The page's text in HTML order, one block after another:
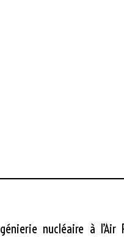
nucléaire à l’Air